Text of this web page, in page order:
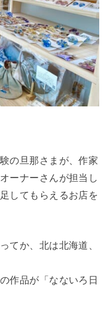
の旦那さまが、作家
ーナーさんが担当し
してもらえるお店を
てか、北は北海道、
作品が「なないろ日